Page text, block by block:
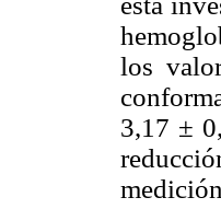
los
3,17 ±